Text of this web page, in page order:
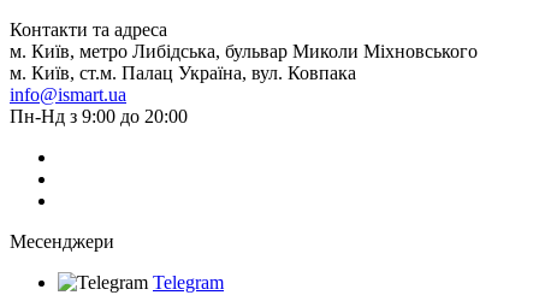
Контакти та адреса
м. Київ, метро Либідська, бульвар Миколи Міхновського
м. Київ, ст.м. Палац Україна, вул. Ковпака
info@ismart.ua
Пн-Нд з 9:00 до 20:00
Месенджери
Telegram